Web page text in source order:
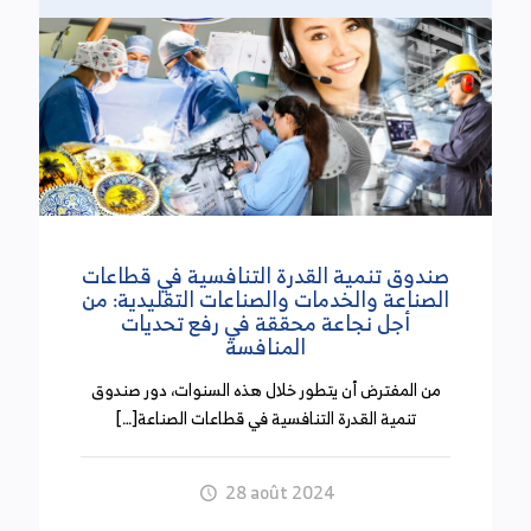
المالية تضمن عددا من الإجراءات التحفيزية لفائدة
المؤسسات الناشئة وإدماج الاقتصاد الموازي ومقاومة
التهرب الجبائي ودعم الاستثمارات الخاصة في مجالات
إزالة الكاربون ودعم الاقتصاد الأخضر وتعزيز نفاذ
المؤسسات الصغرى والمتوسطة إلى التمويل.
وزارة المالية في تقرير فريق المواطن الرقيب لسنة
تضمن ملخص التقرير السنوي لنشاط فريق المواطن
الرقيب أن الفريق واصل متابعة ملفات ذات صلة
بتصرفات الأعوان وسير العمل بالمصالح الإدارية
العمومية أسفرت عن إرسال تقارير عاجلة لعدة وزارات
ومنم بينها وزارة المالية. وتعلقت التقارير بعدم إسداء
خدمة التصريح بالضريبة على الدخل بقباضة المالية بنهج
صندوق تنمية القدرة التنافسية في قطاعات
الصناعة والخدمات والصناعات التقليدية: من
أجل نجاعة محققة في رفع تحديات
المنافسة
من المفترض أن يتطور خلال هذه السنوات، دور صندوق
تنمية القدرة التنافسية في قطاعات الصناعة[…]
28 août 2024